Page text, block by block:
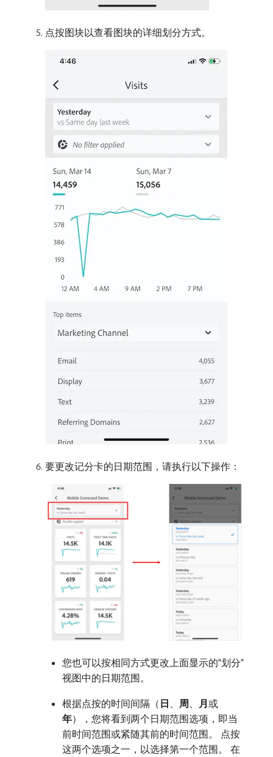
点按图块以查看图块的详细划分方式。
要更改记分卡的日期范围，请执行以下操作：
您也可以按相同方式更改上面显示的“划分”
视图中的日期范围。
根据点按的时间间隔（ 日 周 月​或​
年），您将看到两个日期范围选项，即当
前时间范围或紧随其前的时间范围。 点按
这两个选项之一，以选择第一个范围。 在​